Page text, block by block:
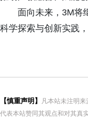
面向未来，3M将
科学探索与创新实践
【慎重声明】
凡本站未注明
代表本站赞同其观点和对其真